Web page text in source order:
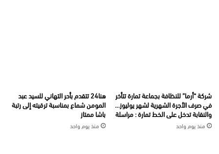
شركة “أرما” للنظافة بجماعة تمارة تتأخر
في صرف الأجرة الشهرية لشهر يوليوز…
والنقابة تدخل على الخط تمارة : مراسلة
منذ يوم واحد
هنا24 تتقدم بأحر التهاني للسيد عبد
المومن شماع بمناسبة ترقيته إلى رتبة
باشا ممتاز
منذ يوم واحد